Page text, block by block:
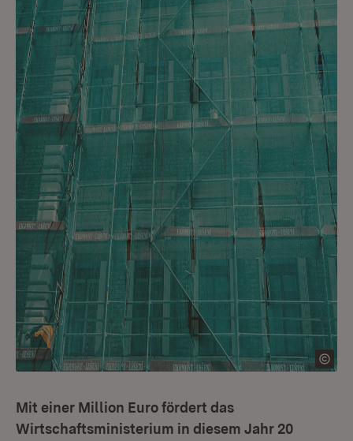
Mit einer Million Euro fördert das
Wirtschaftsministerium in diesem Jahr 20